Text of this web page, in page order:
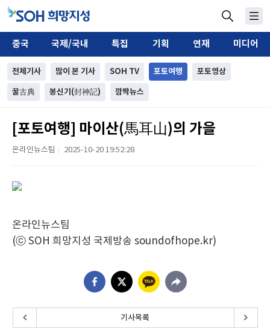
중국 국제/국내 특집 기획 연재 미디어
전체기사 많이 본 기사 SOH TV 포토여행 포토영상
꿀古典 봉신기(封神記) 깜짝뉴스
[포토여행] 마이산(馬耳山)의 가을
온라인뉴스팀 2025-10-20 19:52:28
온라인뉴스팀
(ⓒ SOH 희망지성 국제방송 soundofhope.kr)
기사목록